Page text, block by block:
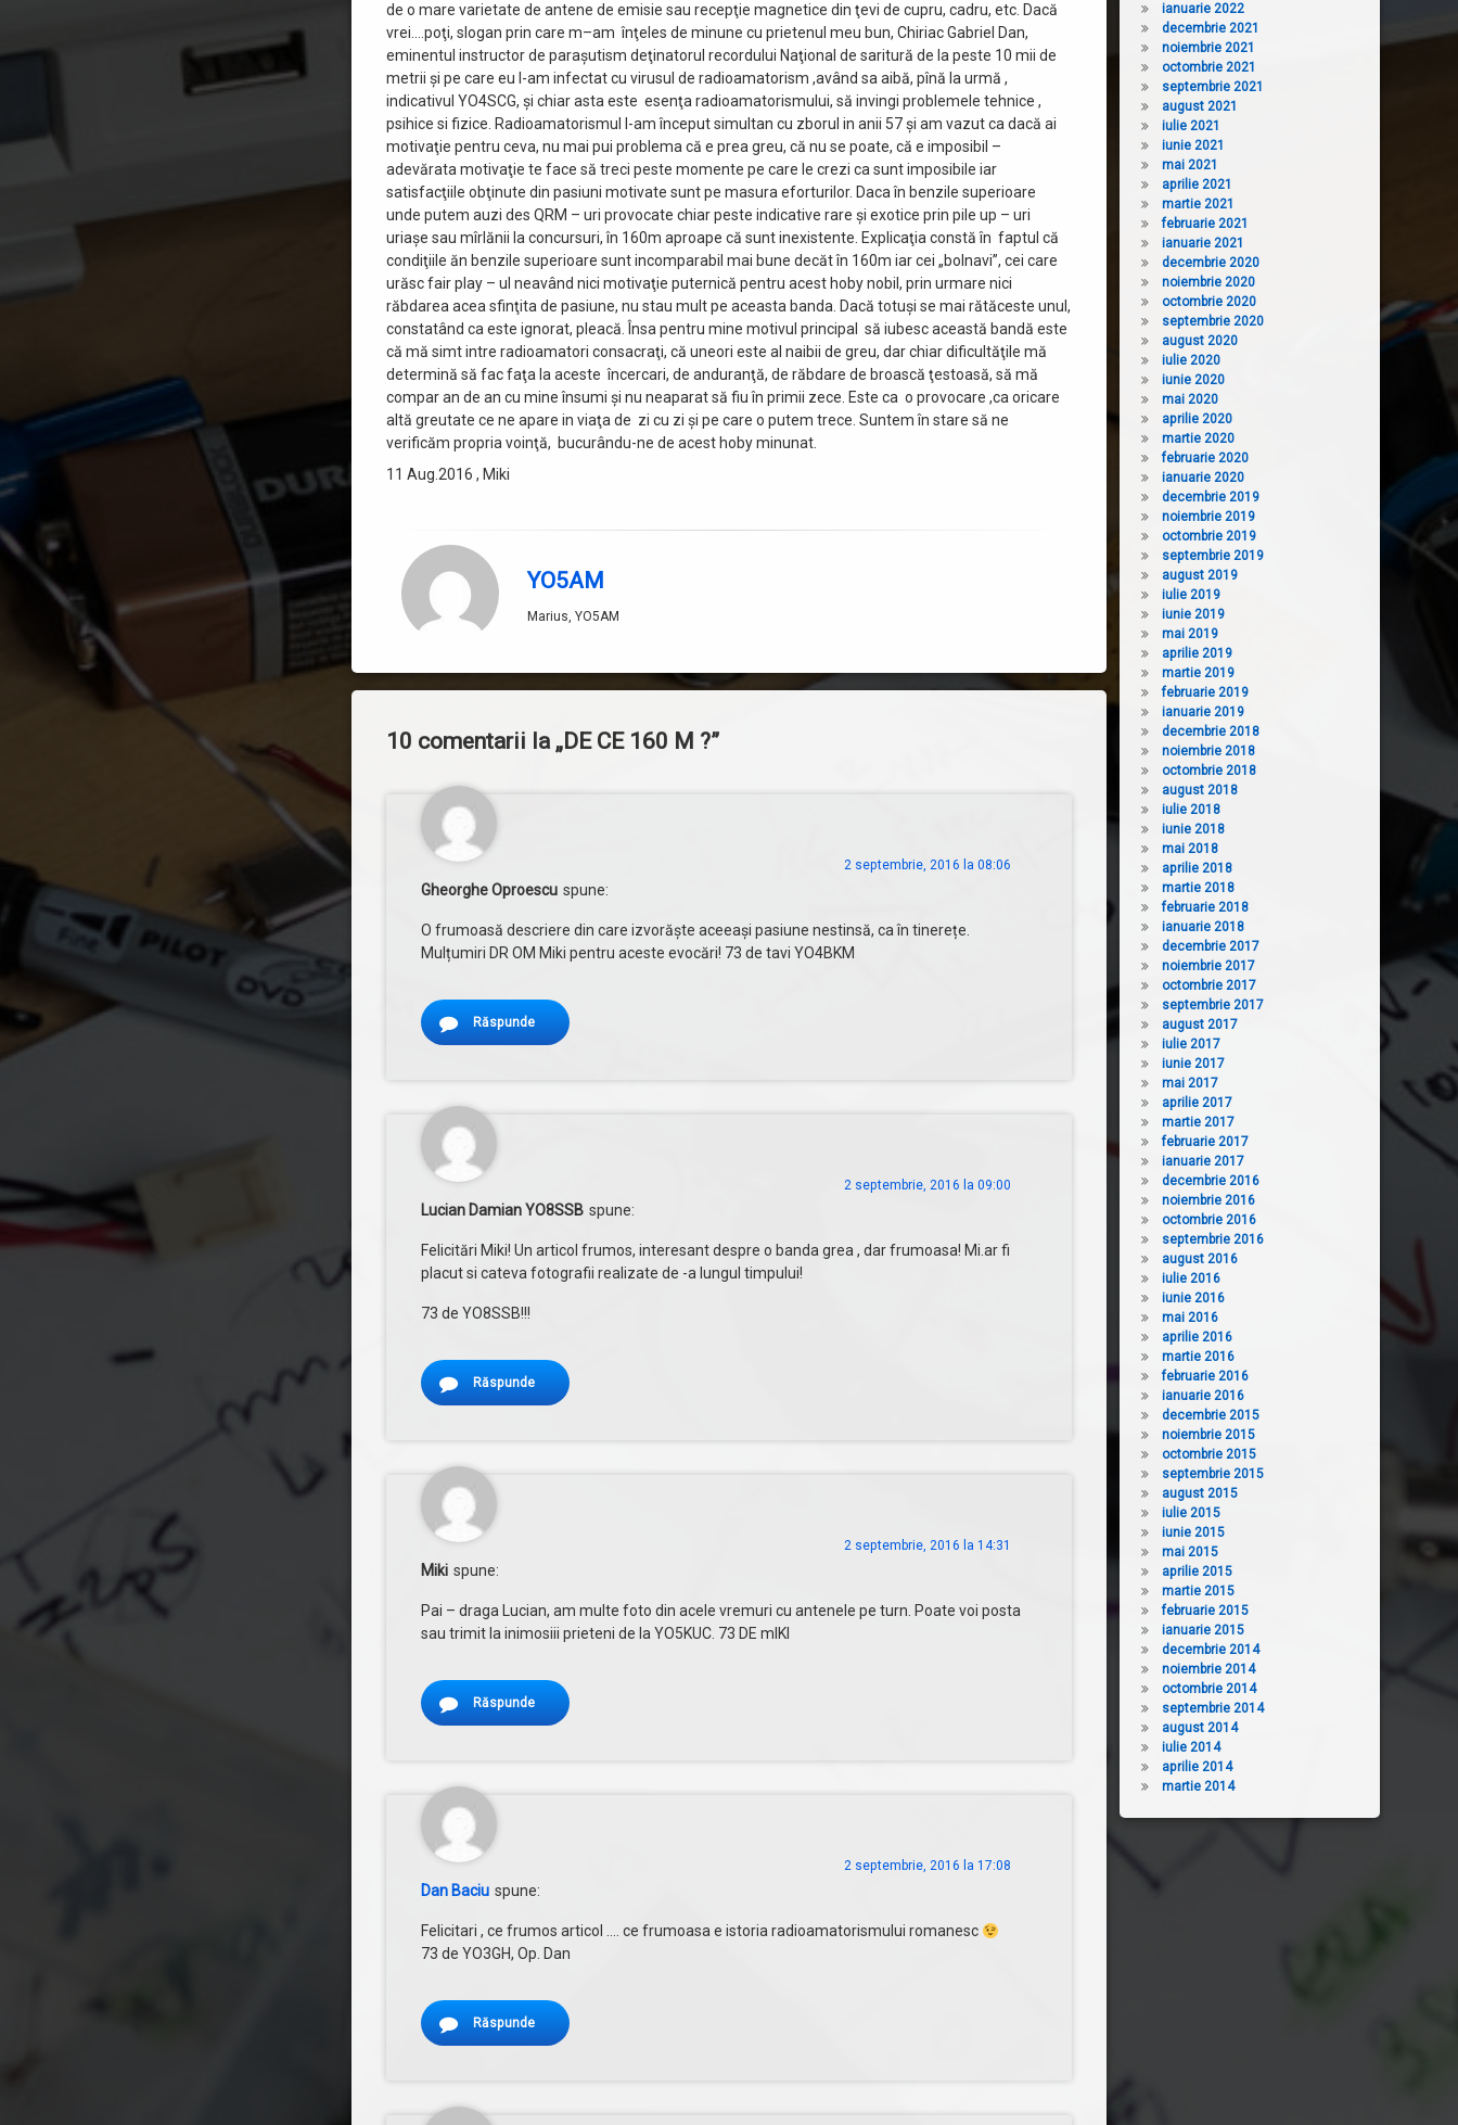
de o mare varietate de antene de emisie sau recepţie magnetice din ţevi de cupru, cadru, etc. Dacă
vrei….poţi, slogan prin care m–am înţeles de minune cu prietenul meu bun, Chiriac Gabriel Dan,
eminentul instructor de paraşutism deţinatorul recordului Naţional de saritură de la peste 10 mii de
metrii şi pe care eu l-am infectat cu virusul de radioamatorism ,având sa aibă, pînă la urmă ,
indicativul YO4SCG, şi chiar asta este esenţa radioamatorismului, să invingi problemele tehnice ,
psihice si fizice. Radioamatorismul l-am început simultan cu zborul in anii 57 şi am vazut ca dacă ai
motivaţie pentru ceva, nu mai pui problema că e prea greu, că nu se poate, că e imposibil –
adevărata motivaţie te face să treci peste momente pe care le crezi ca sunt imposibile iar
satisfacţiile obţinute din pasiuni motivate sunt pe masura eforturilor. Daca în benzile superioare
unde putem auzi des QRM – uri provocate chiar peste indicative rare şi exotice prin pile up – uri
uriaşe sau mîrlănii la concursuri, în 160m aproape că sunt inexistente. Explicaţia constă în faptul că
condiţiile ăn benzile superioare sunt incomparabil mai bune decăt în 160m iar cei „bolnavi”, cei care
urăsc fair play – ul neavând nici motivaţie puternică pentru acest hoby nobil, prin urmare nici
răbdarea acea sfinţita de pasiune, nu stau mult pe aceasta banda. Dacă totuşi se mai rătăceste unul,
constatând ca este ignorat, pleacă. Însa pentru mine motivul principal să iubesc această bandă este
că mă simt intre radioamatori consacraţi, că uneori este al naibii de greu, dar chiar dificultăţile mă
determină să fac faţa la aceste încercari, de anduranţă, de răbdare de broască ţestoasă, să mă
compar an de an cu mine însumi şi nu neaparat să fiu în primii zece. Este ca o provocare ,ca oricare
altă greutate ce ne apare in viaţa de zi cu zi şi pe care o putem trece. Suntem în stare să ne
verificăm propria voinţă, bucurându-ne de acest hoby minunat.
11 Aug.2016 , Miki
YO5AM
Marius, YO5AM
10 comentarii la „DE CE 160 M ?”
Gheorghe Oproescu spune:
2 septembrie, 2016 la 08:06
O frumoasă descriere din care izvorăște aceeași pasiune nestinsă, ca în tinerețe.
Mulțumiri DR OM Miki pentru aceste evocări! 73 de tavi YO4BKM
Răspunde
Lucian Damian YO8SSB spune:
2 septembrie, 2016 la 09:00
Felicitări Miki! Un articol frumos, interesant despre o banda grea , dar frumoasa! Mi.ar fi
placut si cateva fotografii realizate de -a lungul timpului!
73 de YO8SSB!!!
Răspunde
Miki spune:
2 septembrie, 2016 la 14:31
Pai – draga Lucian, am multe foto din acele vremuri cu antenele pe turn. Poate voi posta
sau trimit la inimosiii prieteni de la YO5KUC. 73 DE mIKI
Răspunde
Dan Baciu spune:
2 septembrie, 2016 la 17:08
Felicitari , ce frumos articol …. ce frumoasa e istoria radioamatorismului romanesc
73 de YO3GH, Op. Dan
Răspunde
ianuarie 2022
decembrie 2021
noiembrie 2021
octombrie 2021
septembrie 2021
august 2021
iulie 2021
iunie 2021
mai 2021
aprilie 2021
martie 2021
februarie 2021
ianuarie 2021
decembrie 2020
noiembrie 2020
octombrie 2020
septembrie 2020
august 2020
iulie 2020
iunie 2020
mai 2020
aprilie 2020
martie 2020
februarie 2020
ianuarie 2020
decembrie 2019
noiembrie 2019
octombrie 2019
septembrie 2019
august 2019
iulie 2019
iunie 2019
mai 2019
aprilie 2019
martie 2019
februarie 2019
ianuarie 2019
decembrie 2018
noiembrie 2018
octombrie 2018
august 2018
iulie 2018
iunie 2018
mai 2018
aprilie 2018
martie 2018
februarie 2018
ianuarie 2018
decembrie 2017
noiembrie 2017
octombrie 2017
septembrie 2017
august 2017
iulie 2017
iunie 2017
mai 2017
aprilie 2017
martie 2017
februarie 2017
ianuarie 2017
decembrie 2016
noiembrie 2016
octombrie 2016
septembrie 2016
august 2016
iulie 2016
iunie 2016
mai 2016
aprilie 2016
martie 2016
februarie 2016
ianuarie 2016
decembrie 2015
noiembrie 2015
octombrie 2015
septembrie 2015
august 2015
iulie 2015
iunie 2015
mai 2015
aprilie 2015
martie 2015
februarie 2015
ianuarie 2015
decembrie 2014
noiembrie 2014
octombrie 2014
septembrie 2014
august 2014
iulie 2014
aprilie 2014
martie 2014